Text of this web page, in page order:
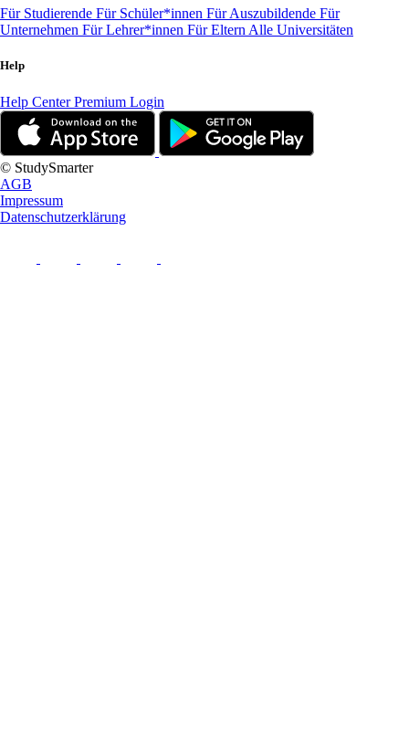
Für Studierende Für Schüler*innen Für Auszubildende Für
Unternehmen Für Lehrer*innen Für Eltern Alle Universitäten
Help
Help CenterPremium Login
© StudySmarter
AGB
Impressum
Datenschutzerklärung